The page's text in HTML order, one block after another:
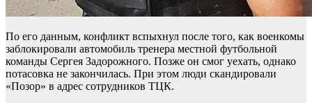
По его данным, конфликт вспыхнул после того, как военкомы
заблокировали автомобиль тренера местной футбольной
команды Сергея Задорожного. Позже он смог уехать, однако
потасовка не закончилась. При этом люди скандировали
«Позор» в адрес сотрудников ТЦК.